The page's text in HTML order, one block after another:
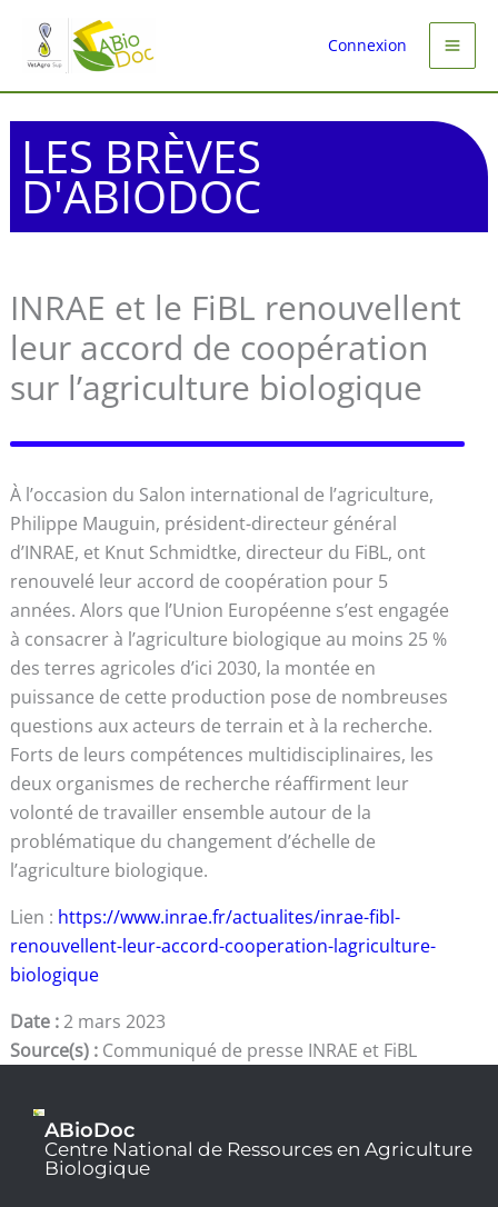
contenu
Connexion
LES BRÈVES
D'ABIODOC
INRAE et le FiBL renouvellent
leur accord de coopération
sur l’agriculture biologique
À l’occasion du Salon international de l’agriculture,
Philippe Mauguin, président-directeur général
d’INRAE, et Knut Schmidtke, directeur du FiBL, ont
renouvelé leur accord de coopération pour 5
années. Alors que l’Union Européenne s’est engagée
à consacrer à l’agriculture biologique au moins 25 %
des terres agricoles d’ici 2030, la montée en
puissance de cette production pose de nombreuses
questions aux acteurs de terrain et à la recherche.
Forts de leurs compétences multidisciplinaires, les
deux organismes de recherche réaffirment leur
volonté de travailler ensemble autour de la
problématique du changement d’échelle de
l’agriculture biologique.
Lien : https://www.inrae.fr/actualites/inrae-fibl-
renouvellent-leur-accord-cooperation-lagriculture-
biologique
Date :2 mars 2023
Source(s) : Communiqué de presse INRAE et FiBL
ABioDoc
Centre National de Ressources en Agriculture
Biologique